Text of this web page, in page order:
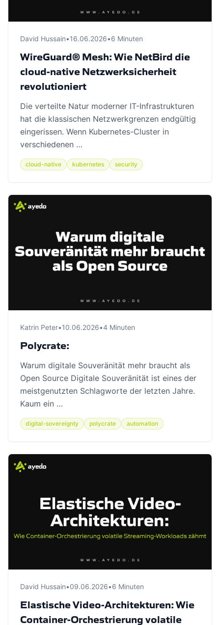
David Hussain•16.06.2026•6 Minuten
WireGuard® Mesh: Wie NetBird die
cloud-native Netzwerksicherheit
revolutioniert
Die verteilte Natur moderner IT-Infrastrukturen
hat die klassischen Netzwerkgrenzen endgültig
eingerissen. Wenn Kubernetes-Cluster in
verschiedenen …
cloud-native kubernetes security
Katrin Peter•10.06.2026•4 Minuten
Polycrate:
Warum digitale Souveränität mehr braucht als
Open Source Digitale Souveränität ist eines der
meistgenutzten Schlagworte der letzten Jahre.
Kaum ein …
digital-sovereignty polycrate automation
David Hussain•09.06.2026•6 Minuten
Elastische Video-Architekturen: Wie
Container-Orchestrierung volatile